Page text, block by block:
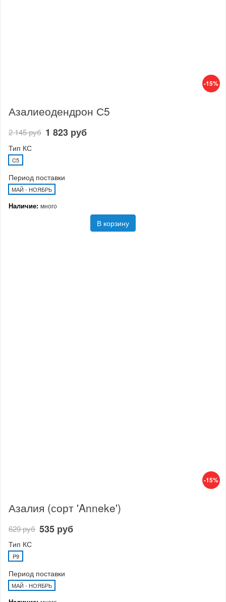
-15%
Азалиеодендрон С5
2 145 руб 1 823 руб
Тип КС
C5
Период поставки
МАЙ - НОЯБРЬ
Наличие: много
В корзину
-15%
Азалия (сорт 'Anneke')
629 руб 535 руб
Тип КС
P9
Период поставки
МАЙ - НОЯБРЬ